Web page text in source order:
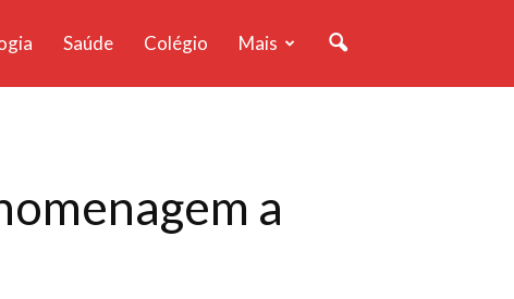
Saúde Colégio Mais
a